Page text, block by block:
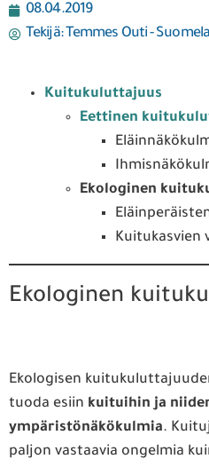
08.04.2019
Tekijä:Temmes Outi -
Kuitukuluttajuus
Eettinen
Ekologinen
Kuitukasvien
Ekologinen
Ekologisen
tuoda esiin kuituihin ja
ympäristönäkökulmia.
paljon vastaavia ongelmia